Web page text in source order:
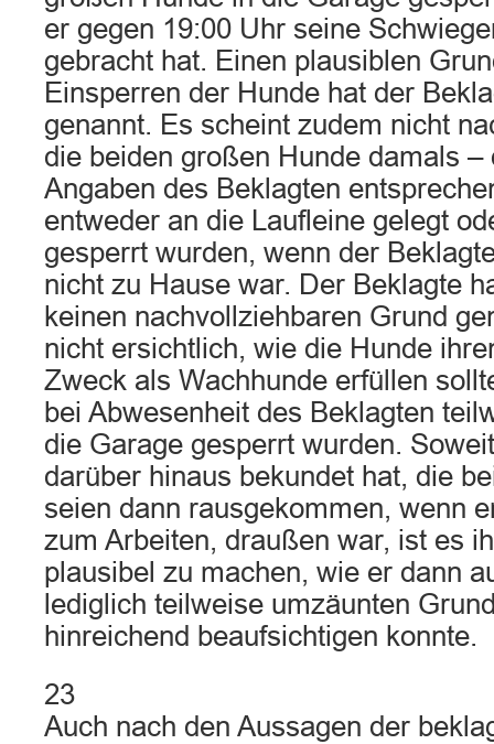
er gegen 19:00 Uhr seine
gebracht hat. Einen plausiblen
Einsperren der Hunde hat der
genannt. Es scheint zudem nicht
die beiden großen Hunde damals –
Angaben des Beklagten
entweder an die Laufleine gelegt
gesperrt wurden, wenn der
nicht zu Hause war. Der Beklagte
keinen nachvollziehbaren Grund
nicht ersichtlich, wie die Hunde
Zweck als Wachhunde erfüllen
bei Abwesenheit des Beklagten
die Garage gesperrt wurden.
darüber hinaus bekundet hat, die
seien dann rausgekommen, wenn
zum Arbeiten, draußen war, ist es
plausibel zu machen, wie er dann
lediglich teilweise umzäunten
hinreichend beaufsichtigen konnte.
23
Auch nach den Aussagen der